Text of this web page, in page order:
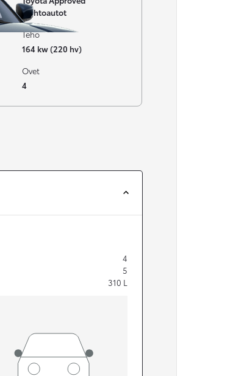
Vaihtoautot
Teho
164 kw (220 hv)
Ovet
4
4
5
310 L